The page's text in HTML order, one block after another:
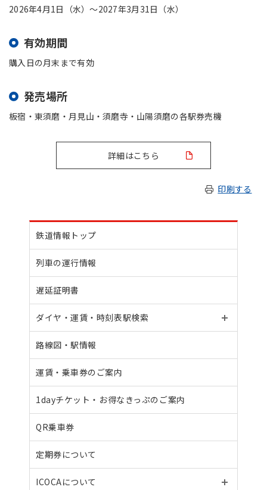
2026年4月1日（水）～2027年3月31日（水）
有効期間
購入日の月末まで有効
発売場所
板宿・東須磨・月見山・須磨寺・山陽須磨の各駅券売機
詳細はこちら
印刷する
鉄道情報トップ
列車の運行情報
遅延証明書
ダイヤ・運賃・ 時刻表駅検索
路線図・駅情報
運賃・乗車券のご案内
1dayチケット・ お得なきっぷのご案内
QR乗車券
定期券について
ICOCAについて